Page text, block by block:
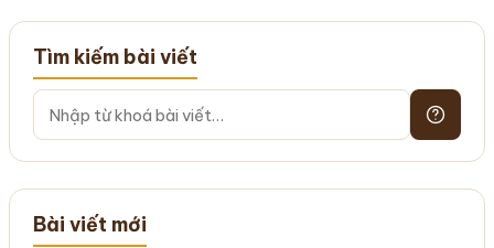
Tìm kiếm bài viết
Bài viết mới